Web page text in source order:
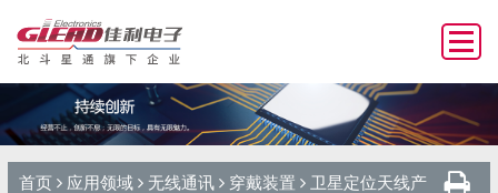
首页 应用领域 无线通讯 穿戴装置
卫星定位天线产